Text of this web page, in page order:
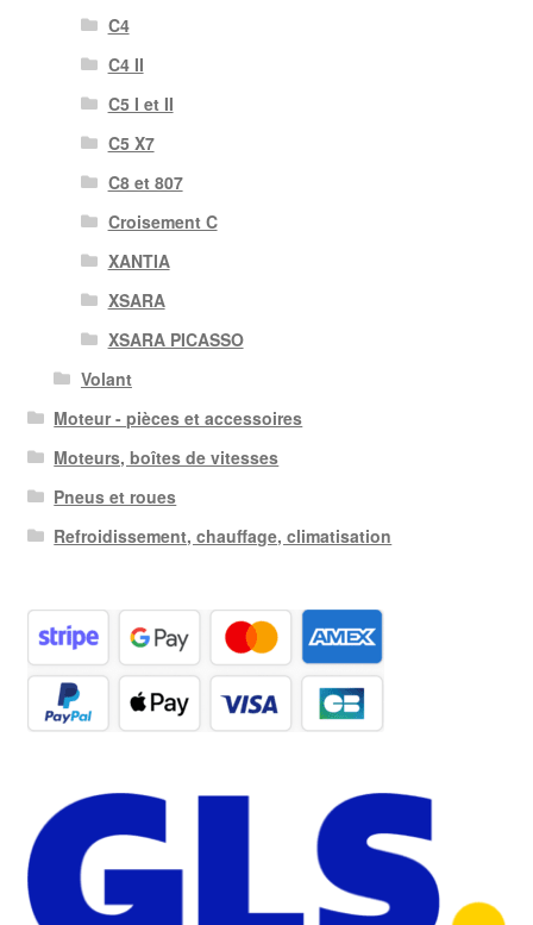
C4
C4 II
C5 I et II
C5 X7
C8 et 807
Croisement C
XANTIA
XSARA
XSARA PICASSO
Volant
Moteur - pièces et accessoires
Moteurs, boîtes de vitesses
Pneus et roues
Refroidissement, chauffage, climatisation